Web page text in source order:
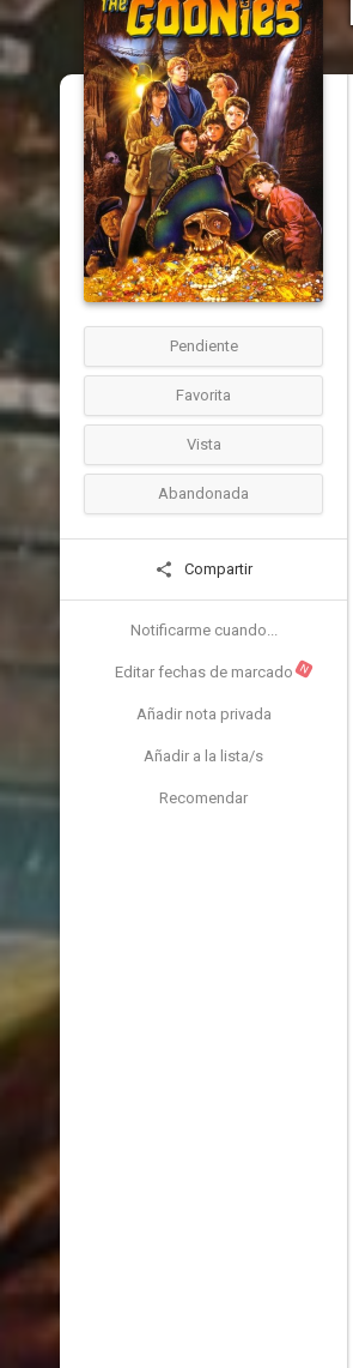
Pendiente
Favorita
Vista
Abandonada
Compartir
Notificarme cuando...
Editar fechas de marcado N
Añadir nota privada
Añadir a la lista/s
Recomendar